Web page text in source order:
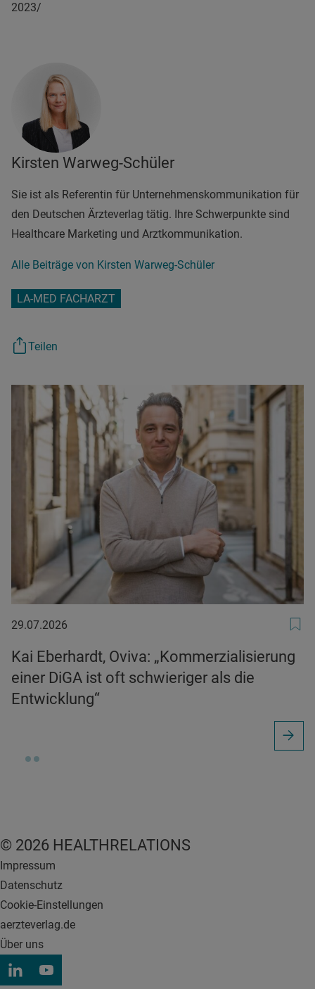
2023/
Kirsten Warweg-Schüler
Sie ist als Referentin für Unternehmenskommunikation für
den Deutschen Ärzteverlag tätig. Ihre Schwerpunkte sind
Healthcare Marketing und Arztkommunikation.
Alle Beiträge von Kirsten Warweg-Schüler
LA-MED FACHARZT
Teilen
29.07.2026
29.07.2026
Kai Eberhardt, Oviva: „Kommerzialisierung
einer DiGA ist oft schwieriger als die
Entwicklung“
© 2026 HEALTHRELATIONS
Impressum
Datenschutz
Cookie-Einstellungen
aerzteverlag.de
Über uns